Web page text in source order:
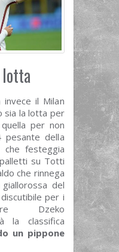
il Milan
sia la lotta per
per non
pesante della
che festeggia
su Totti
che rinnega
del
per i
Dzeko
la classifica
un pippone